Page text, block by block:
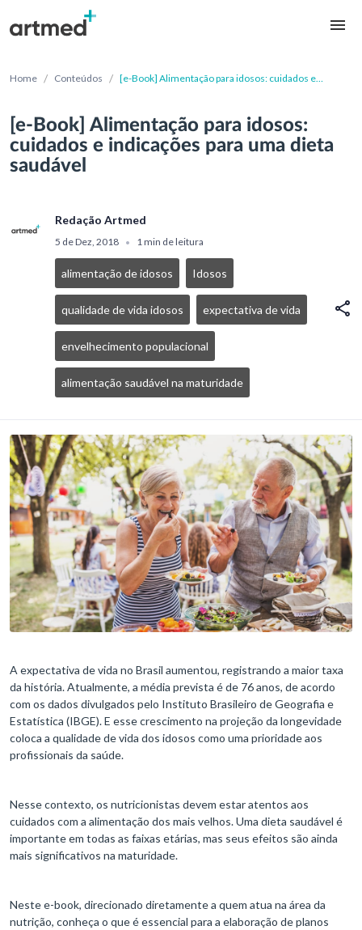
Home / Conteúdos / [e-Book] Alimentação para idosos: cuidados e
[e-Book] Alimentação para idosos:
cuidados e indicações para uma dieta
saudável
Redação Artmed
5 de Dez, 2018 • 1 min de leitura
alimentação de idosos Idosos
qualidade de vida idosos expectativa de vida
envelhecimento populacional
alimentação saudável na maturidade
A expectativa de vida no Brasil aumentou, registrando a maior taxa
da história. Atualmente, a média prevista é de 76 anos, de acordo
com os dados divulgados pelo Instituto Brasileiro de Geografia e
Estatística (IBGE). E esse crescimento na projeção da longevidade
coloca a qualidade de vida dos idosos como uma prioridade aos
profissionais da saúde.
Nesse contexto, os nutricionistas devem estar atentos aos
cuidados com a alimentação dos mais velhos. Uma dieta saudável é
importante em todas as faixas etárias, mas seus efeitos são ainda
mais significativos na maturidade.
Neste e-book, direcionado diretamente a quem atua na área da
nutrição, conheça o que é essencial para a elaboração de planos